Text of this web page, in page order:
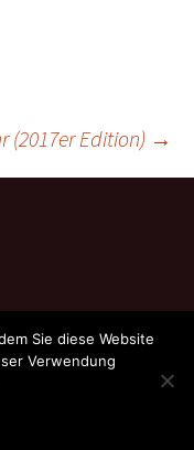
(2017er Edition) →
Sie diese Website
Verwendung